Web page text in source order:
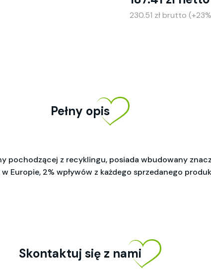
230.51 zł brutto
Pełny opis
pochodzącej z recyklingu, posiada wbudowany
Europie, 2% wpływów z każdego sprzedanego
Skontaktuj się z nami